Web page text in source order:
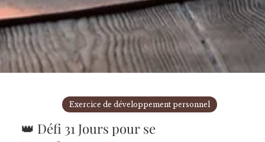
Exercice de développement personnel